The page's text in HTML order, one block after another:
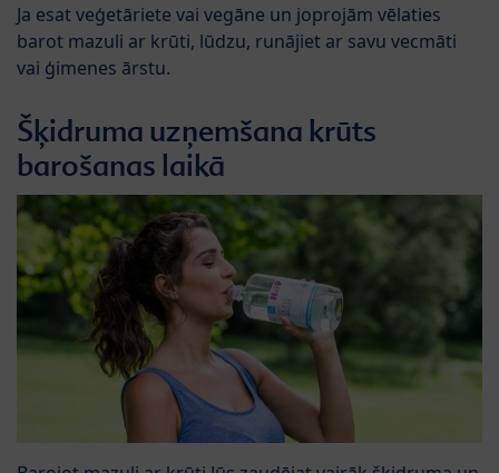
Ja esat veģetāriete vai vegāne un joprojām vēlaties
barot mazuli ar krūti, lūdzu, runājiet ar savu vecmāti
vai ģimenes ārstu.
Šķidruma uzņemšana krūts
barošanas laikā